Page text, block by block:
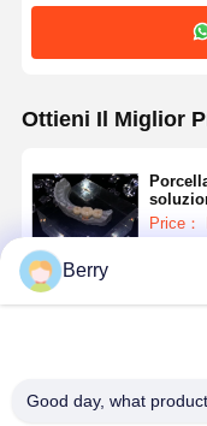
Ottieni Il Miglior
forza
Price：
Berry
Good day, what